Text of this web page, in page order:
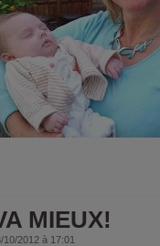
MIEUX!
10/2012 à 17:01